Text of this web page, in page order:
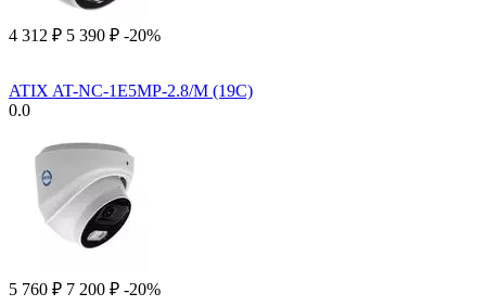
4 312 ₽ 5 390 ₽ -20%
ATIX AT-NC-1E5MP-2.8/M (19C)
0.0
5 760 ₽ 7 200 ₽ -20%